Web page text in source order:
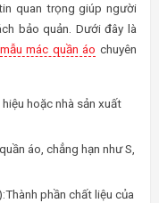
quan trọng giúp người
bảo quản. Dưới đây là
mẫu mác quần áo chuyên
hoặc nhà sản xuất
áo, chẳng hạn như S,
phần chất liệu của